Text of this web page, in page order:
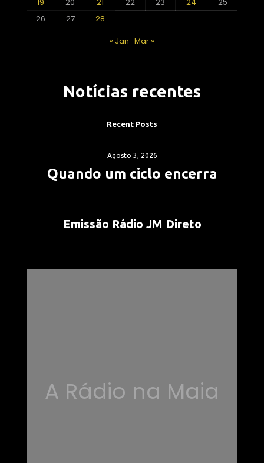
26
27
28
« Jan Mar »
Notícias recentes
Recent Posts
Agosto 3, 2026
Quando um ciclo encerra
Emissão Rádio JM Direto
A Rádio na Maia